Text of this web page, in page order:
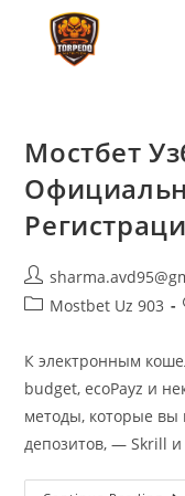
Мостбет
Mostbet Uz 903
К электронным
budget, ecoPayz и
методы, которые вы
депозитов, — Skrill